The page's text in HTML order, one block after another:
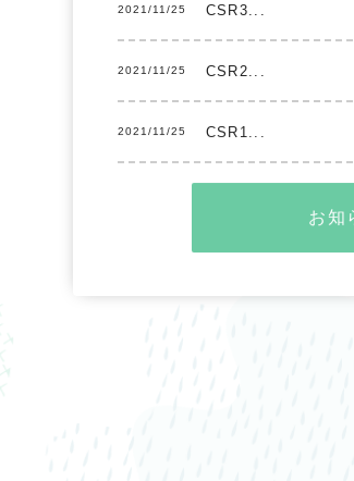
2021/11/25 CSR3...
2021/11/25 CSR2...
2021/11/25 CSR1...
お知